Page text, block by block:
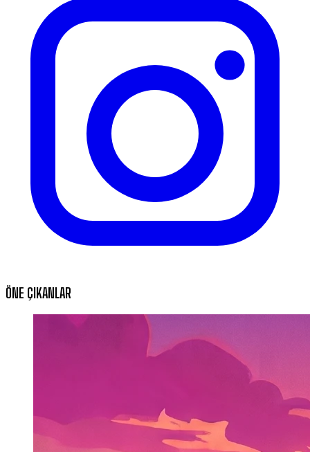
ÖNE ÇIKANLAR